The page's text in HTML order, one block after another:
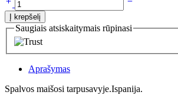
Į krepšelį
Saugiais atsiskaitymais rūpinasi
Aprašymas
Spalvos maišosi tarpusavyje.Ispanija.